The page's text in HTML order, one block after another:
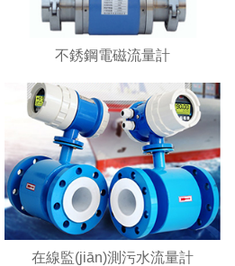
不銹鋼電磁流量計
在線監(jiān)測污水流量計